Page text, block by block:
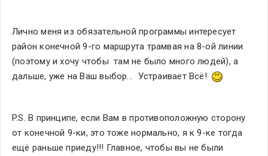
Лично меня из обязательной программы интересует
район конечной 9-го маршрута трамвая на 8-ой линии
(поэтому и хочу чтобы  там не было много людей), а
дальше, уже на Ваш выбор...  Устраивает Всё!
P.S. В принципе, если Вам в противоположную сторону
от конечной 9-ки, это тоже нормально, я к 9-ке тогда
ещё раньше приеду!!! Главное, чтобы вы не были